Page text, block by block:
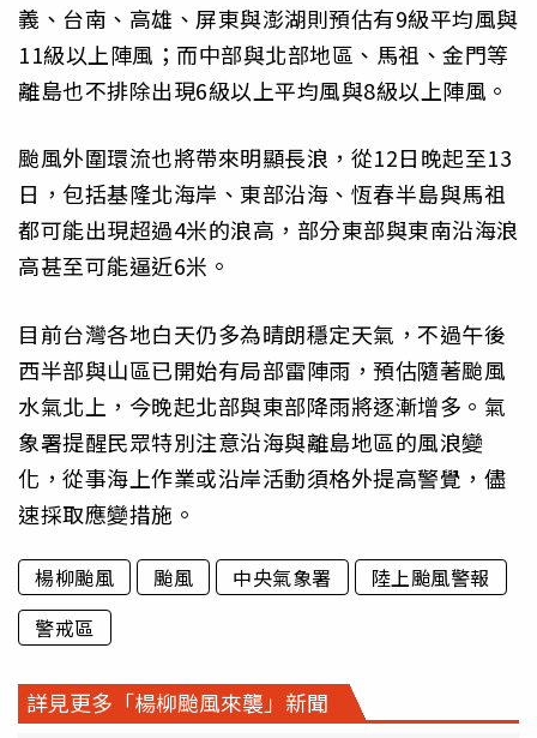
義、台南、高雄、屏東與澎湖則預估有9級平均風與
11級以上陣風；而中部與北部地區、馬祖、金門等
離島也不排除出現6級以上平均風與8級以上陣風。
颱風外圍環流也將帶來明顯長浪，從12日晚起至13
日，包括基隆北海岸、東部沿海、恆春半島與馬祖
都可能出現超過4米的浪高，部分東部與東南沿海浪
高甚至可能逼近6米。
目前台灣各地白天仍多為晴朗穩定天氣，不過午後
西半部與山區已開始有局部雷陣雨，預估隨著颱風
水氣北上，今晚起北部與東部降雨將逐漸增多。氣
象署提醒民眾特別注意沿海與離島地區的風浪變
化，從事海上作業或沿岸活動須格外提高警覺，儘
速採取應變措施。
楊柳颱風 颱風 中央氣象署
陸上颱風警報
警戒區
詳見更多「楊柳颱風來襲」新聞